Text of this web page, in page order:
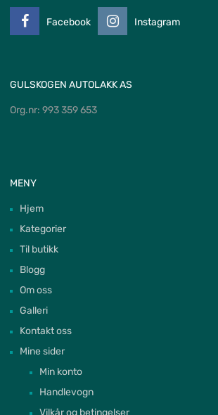
Facebook Instagram
GULSKOGEN AUTOLAKK AS
Org.nr: 993 359 653
MENY
Hjem
Kategorier
Til butikk
Blogg
Om oss
Galleri
Kontakt oss
Mine sider
Min konto
Handlevogn
Vilkår og betingelser